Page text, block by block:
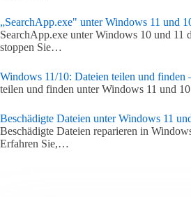
„SearchApp.exe" unter Windows 11 und
SearchApp.exe unter Windows 10 und 11
stoppen Sie…
Windows 11/10: Dateien teilen und finden
teilen und finden unter Windows 11 und
Beschädigte Dateien unter Windows 11
Beschädigte Dateien reparieren in
Erfahren Sie,…